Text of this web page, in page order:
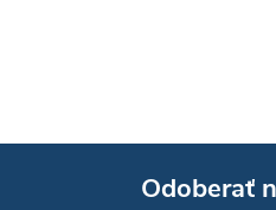
Odoberať